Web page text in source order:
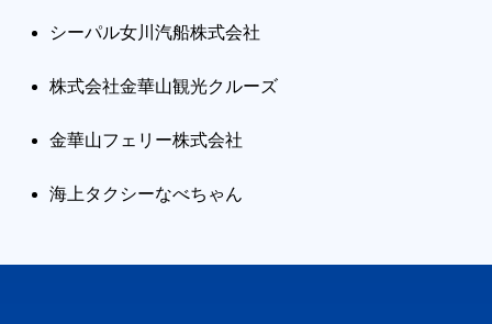
シーパル女川汽船株式会社
株式会社金華山観光クルーズ
金華山フェリー株式会社
海上タクシーなべちゃん